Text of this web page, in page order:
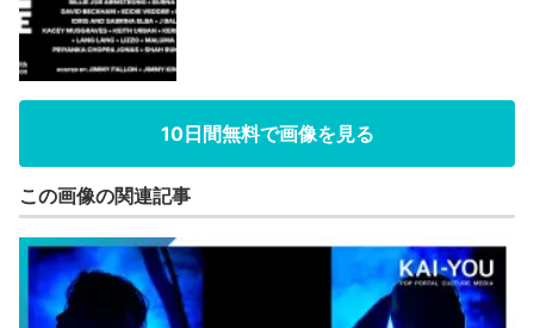
10日間無料で画像を見る
この画像の関連記事